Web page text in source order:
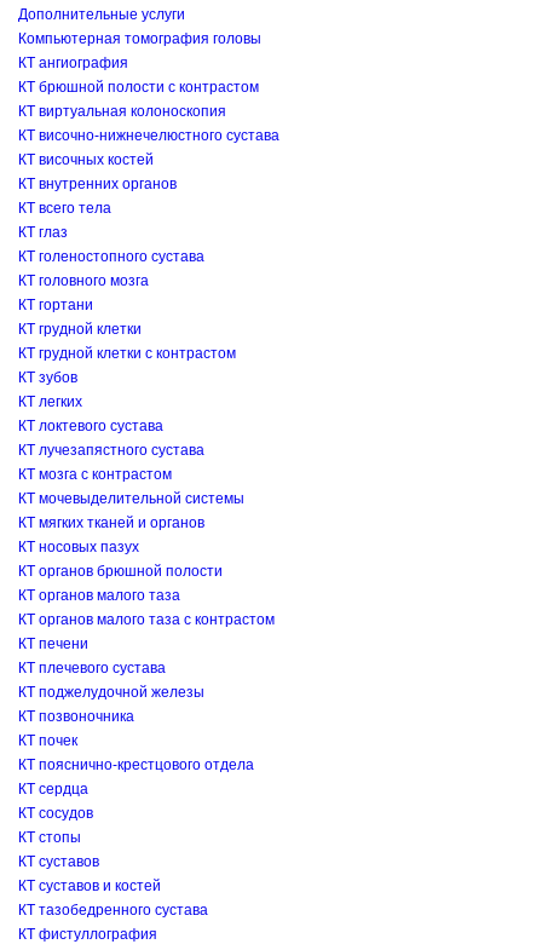
Дополнительные услуги
Компьютерная томография головы
КТ ангиография
КТ брюшной полости с контрастом
КТ виртуальная колоноскопия
КТ височно-нижнечелюстного сустава
КТ височных костей
КТ внутренних органов
КТ всего тела
КТ глаз
КТ голеностопного сустава
КТ головного мозга
КТ гортани
КТ грудной клетки
КТ грудной клетки с контрастом
КТ зубов
КТ легких
КТ локтевого сустава
КТ лучезапястного сустава
КТ мозга с контрастом
КТ мочевыделительной системы
КТ мягких тканей и органов
КТ носовых пазух
КТ органов брюшной полости
КТ органов малого таза
КТ органов малого таза с контрастом
КТ печени
КТ плечевого сустава
КТ поджелудочной железы
КТ позвоночника
КТ почек
КТ пояснично-крестцового отдела
КТ сердца
КТ сосудов
КТ стопы
КТ суставов
КТ суставов и костей
КТ тазобедренного сустава
КТ фистуллография